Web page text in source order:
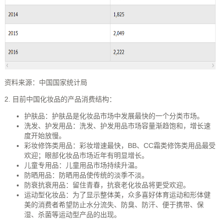
资料来源：中国国家统计局
2. 目前中国化妆品的产品消费结构：
护肤品：护肤品是化妆品市场中发展最快的一个分类市场。
洗发、护发用品：洗发、护发用品市场容量渐趋饱和，增长速
度开始放慢。
彩妆修饰类用品：彩妆增速最快，BB、CC霜类修饰类用品最受
欢迎；眼部化妆品市场近年有明显增长。
儿童专用品：儿童用品市场持续升温。
防晒用品：防晒用品使传统的淡季不淡。
防衰抗衰用品：留住青春，抗衰老化妆品将更受欢迎。
运动型化妆品：为了显示整体美，众多喜好体育运动和形体健
美的消费者希望防止水分流失、防臭、防汗、便于携带、保
湿、杀菌等运动型产品的出现。